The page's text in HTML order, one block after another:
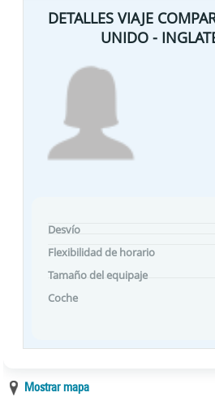
DETALLES VIAJE
UNIDO -
Desvío
Flexibilidad de horario
Tamaño del equipaje
Coche
Mostrar mapa